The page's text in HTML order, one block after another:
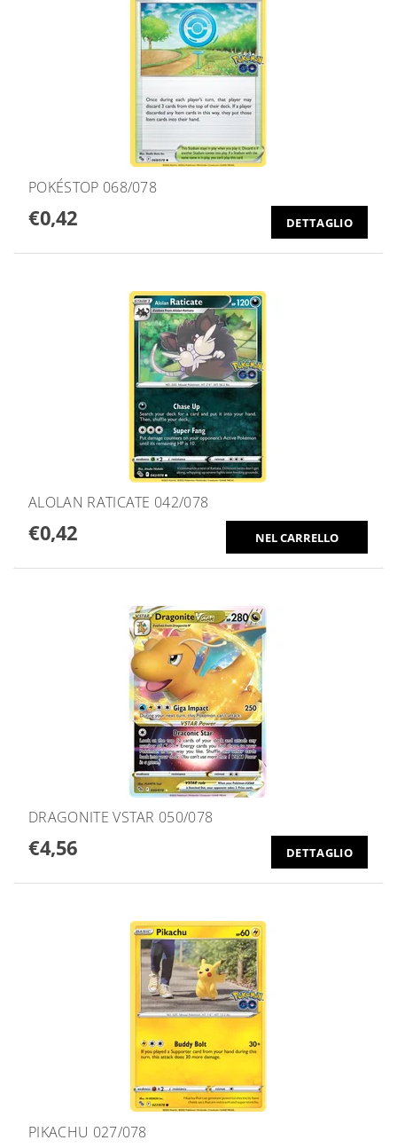
POKÉSTOP 068/078
€0,42 DETTAGLIO
ALOLAN RATICATE 042/078
€0,42
DRAGONITE VSTAR 050/078
€4,56 DETTAGLIO
PIKACHU 027/078